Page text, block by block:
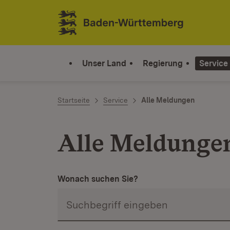
Zum Inhalt springen
Link zur Startseite
Unser Land Regierung Service
Startseite Service Alle Meldungen
Alle
Wonach suchen Sie?